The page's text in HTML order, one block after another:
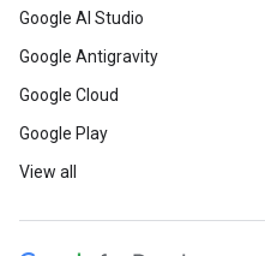
Google AI Studio
Google Antigravity
Google Cloud
Google Play
View all